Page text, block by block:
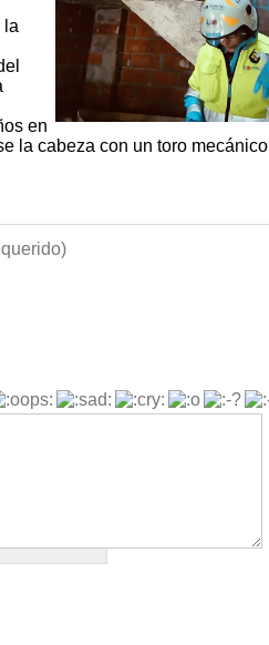
la
en
la cabeza con un toro mecánico